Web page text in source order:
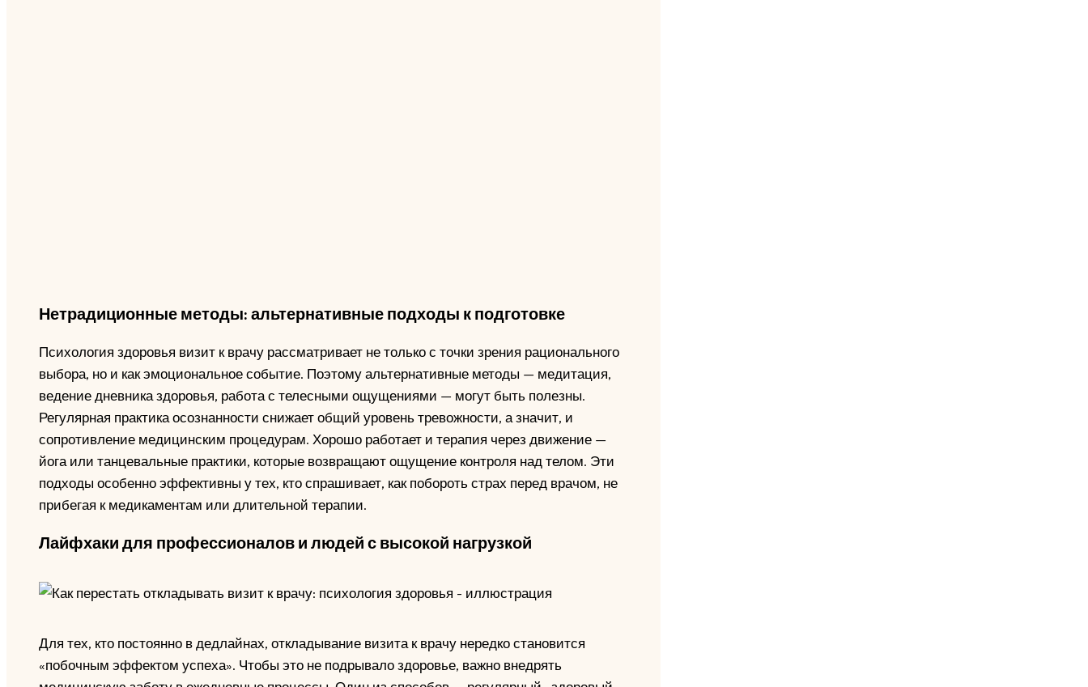
Нетрадиционные методы: альтернативные подходы к подготовке
Психология здоровья визит к врачу рассматривает не только с точки зрения рационального
выбора, но и как эмоциональное событие. Поэтому альтернативные методы — медитация,
ведение дневника здоровья, работа с телесными ощущениями — могут быть полезны.
Регулярная практика осознанности снижает общий уровень тревожности, а значит, и
сопротивление медицинским процедурам. Хорошо работает и терапия через движение —
йога или танцевальные практики, которые возвращают ощущение контроля над телом. Эти
подходы особенно эффективны у тех, кто спрашивает, как побороть страх перед врачом, не
прибегая к медикаментам или длительной терапии.
Лайфхаки для профессионалов и людей с высокой нагрузкой
Для тех, кто постоянно в дедлайнах, откладывание визита к врачу нередко становится
«побочным эффектом успеха». Чтобы это не подрывало здоровье, важно внедрять